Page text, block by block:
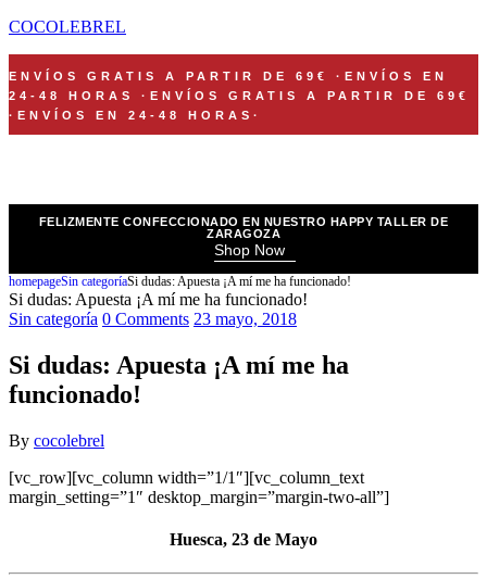
COCOLEBREL
ENVÍOS GRATIS A PARTIR DE 69€ · ENVÍOS EN
24-48 HORAS · ENVÍOS GRATIS A PARTIR DE 69€
· ENVÍOS EN 24-48 HORAS ·
FELIZMENTE CONFECCIONADO EN NUESTRO HAPPY TALLER DE
ZARAGOZA
Shop Now
homepageSin categoríaSi dudas: Apuesta ¡A mí me ha funcionado!
Si dudas: Apuesta ¡A mí me ha funcionado!
Sin categoría 0 Comments 23 mayo, 2018
Si dudas: Apuesta ¡A mí me ha
funcionado!
By cocolebrel
[vc_row][vc_column width=”1/1″][vc_column_text
margin_setting=”1″ desktop_margin=”margin-two-all”]
Huesca, 23 de Mayo